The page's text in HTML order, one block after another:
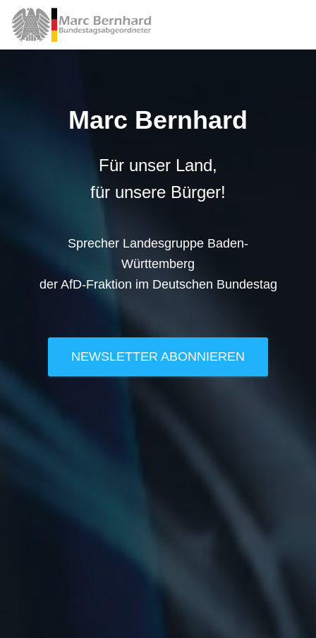
Marc Bernhard
Für unser Land,
für unsere Bürger!
Sprecher Landesgruppe Baden-
Württemberg
der AfD-Fraktion im Deutschen Bundestag
NEWSLETTER ABONNIEREN